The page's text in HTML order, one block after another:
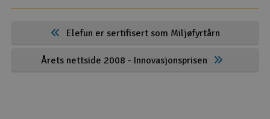
Elefun er sertifisert som Miljøfyrtårn
Årets nettside 2008 - Innovasjonsprisen